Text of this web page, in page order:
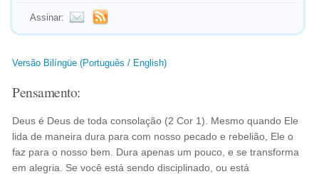
Assinar:
Versão Bilíngüe (Português / English)
Pensamento:
Deus é Deus de toda consolação (2 Cor 1). Mesmo quando Ele
lida de maneira dura para com nosso pecado e rebelião, Ele o
faz para o nosso bem. Dura apenas um pouco, e se transforma
em alegria. Se você está sendo disciplinado, ou está